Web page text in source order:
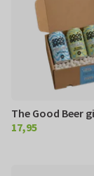
The Good Beer
€ 17,95
17,95